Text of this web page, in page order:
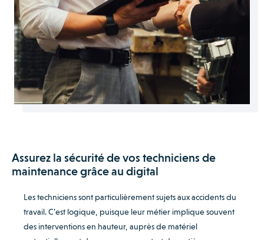
Assurez la sécurité de vos techniciens de
maintenance grâce au digital
Les techniciens sont particulièrement sujets aux accidents du
travail. C’est logique, puisque leur métier implique souvent
des interventions en hauteur, auprès de matériel